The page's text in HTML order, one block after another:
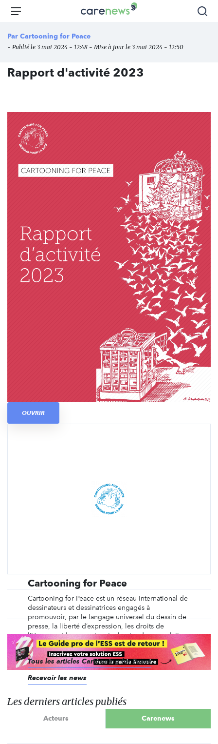
Aller
principal
Carenews,
des
de
l'engagement
Menu
Par Cartooning for Peace
- Publié le 3 mai 2024 - 12:48 - Mise à jour le 3 mai 2024 - 12:50
Rapport d'activité 2023
OUVRIR
Cartooning for Peace
Cartooning for Peace est un réseau international de
dessinateurs et dessinatrices engagés à
promouvoir, par le langage universel du dessin de
presse, la liberté d’expression, les droits de
l’Homme et le respect mutuel entre des populations
de différentes cultures ou croyances.
Tous les articles Cartooning for Peace
Recevoir les news
Les derniers articles publiés
Acteurs Carenews